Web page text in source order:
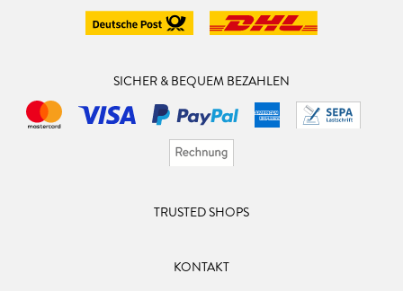
SICHER & BEQUEM BEZAHLEN
TRUSTED SHOPS
KONTAKT